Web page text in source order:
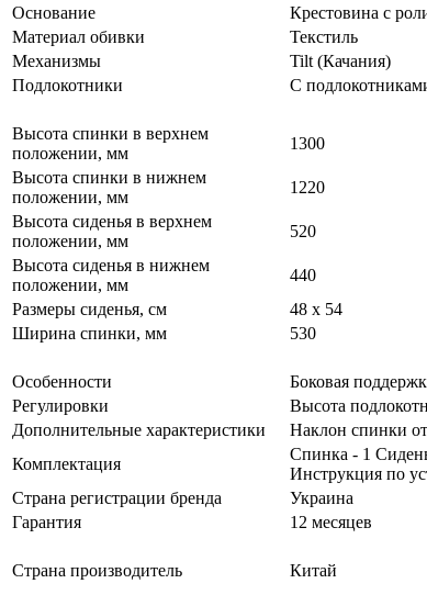
Основание
Крестовина с
Материал обивки
Текстиль
Механизмы
Tilt (Качания)
Подлокотники
С
Высота спинки в верхнем
положении, мм
1300
Высота спинки в нижнем
положении, мм
1220
Высота сиденья в верхнем
положении, мм
520
Высота сиденья в нижнем
положении, мм
440
Размеры сиденья, см
48 x 54
Ширина спинки, мм
530
Особенности
Боковая
Регулировки
Высота
Дополнительные характеристики
Наклон спинки
Комплектация
Спинка - 1
Инструкция по
Страна регистрации бренда
Украина
Гарантия
12 месяцев
Страна производитель
Китай